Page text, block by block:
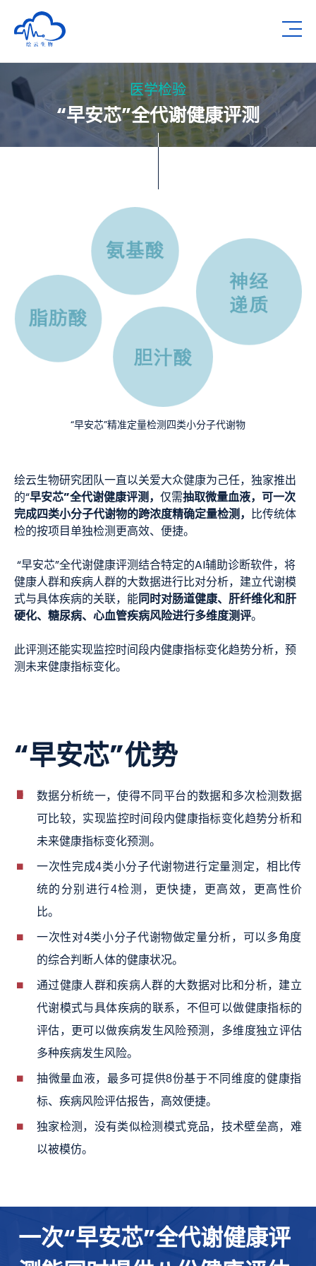
深圳市绘云生物科技有限公司
医学检验
“早安芯”全代谢健康评测
“早安芯”精准定量检测四类小分子代谢物
绘云生物研究团队一直以关爱大众健康为己任，独家推出
的“早安芯”全代谢健康评测， 仅需抽取微量血液，可一次
完成四类小分子代谢物的跨浓度精确定量检测， 比传统体
检的按项目单独检测更高效、便捷。
“早安芯”全代谢健康评测结合特定的AI辅助诊断软件，将
健康人群和疾病人群的大数据进行比对分析，建立代谢模
式与具体疾病的关联，能同时对肠道健康、肝纤维化和肝
硬化、糖尿病、心血管疾病风险进行多维度测评。
此评测还能实现监控时间段内健康指标变化趋势分析，预
测未来健康指标变化。
“早安芯”优势
数据分析统一，使得不同平台的数据和多次检测数据
可比较，实现监控时间段内健康指标变化趋势分析和
未来健康指标变化预测。
一次性完成4类小分子代谢物进行定量测定，相比传
统的分别进行4检测，更快捷，更高效，更高性价
比。
一次性对4类小分子代谢物做定量分析，可以多角度
的综合判断人体的健康状况。
通过健康人群和疾病人群的大数据对比和分析，建立
代谢模式与具体疾病的联系，不但可以做健康指标的
评估，更可以做疾病发生风险预测， 多维度独立评估
多种疾病发生风险。
抽微量血液，最多可提供8份基于不同维度的健康指
标、疾病风险评估报告，高效便捷。
独家检测，没有类似检测模式竞品，技术壁垒高，难
以被模仿。
一次“早安芯”全代谢健康评